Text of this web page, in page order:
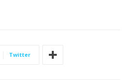
Twitter